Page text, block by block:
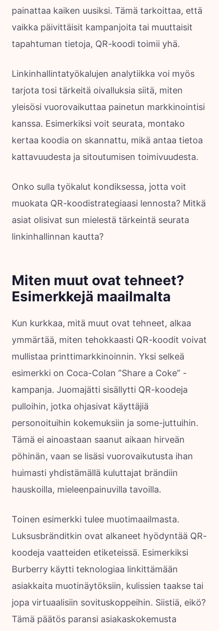
painattaa kaiken uusiksi. Tämä tarkoittaa, että
vaikka päivittäisit kampanjoita tai muuttaisit
tapahtuman tietoja, QR-koodi toimii yhä.
Linkinhallintatyökalujen analytiikka voi myös
tarjota tosi tärkeitä oivalluksia siitä, miten
yleisösi vuorovaikuttaa painetun markkinointisi
kanssa. Esimerkiksi voit seurata, montako
kertaa koodia on skannattu, mikä antaa tietoa
kattavuudesta ja sitoutumisen toimivuudesta.
Onko sulla työkalut kondiksessa, jotta voit
muokata QR-koodistrategiaasi lennosta? Mitkä
asiat olisivat sun mielestä tärkeintä seurata
linkinhallinnan kautta?
Miten muut ovat tehneet?
Esimerkkejä maailmalta
Kun kurkkaa, mitä muut ovat tehneet, alkaa
ymmärtää, miten tehokkaasti QR-koodit voivat
mullistaa printtimarkkinoinnin. Yksi selkeä
esimerkki on Coca-Colan ”Share a Coke” -
kampanja. Juomajätti sisällytti QR-koodeja
pulloihin, jotka ohjasivat käyttäjiä
personoituihin kokemuksiin ja some-juttuihin.
Tämä ei ainoastaan saanut aikaan hirveän
pöhinän, vaan se lisäsi vuorovaikutusta ihan
huimasti yhdistämällä kuluttajat brändiin
hauskoilla, mieleenpainuvilla tavoilla.
Toinen esimerkki tulee muotimaailmasta.
Luksusbränditkin ovat alkaneet hyödyntää QR-
koodeja vaatteiden etiketeissä. Esimerkiksi
Burberry käytti teknologiaa linkittämään
asiakkaita muotinäytöksiin, kulissien taakse tai
jopa virtuaalisiin sovituskoppeihin. Siistiä, eikö?
Tämä päätös paransi asiakaskokemusta